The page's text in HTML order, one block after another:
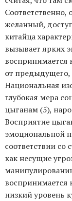
Соответственно,
желанный,
китайца
вызывает ярких
воспринимается
от предыдущего,
Национальная
глубокая мера
цыганам (5),
Восприятие
эмоциональной
соответствии
как несущие
воспринимается
низкий уровень